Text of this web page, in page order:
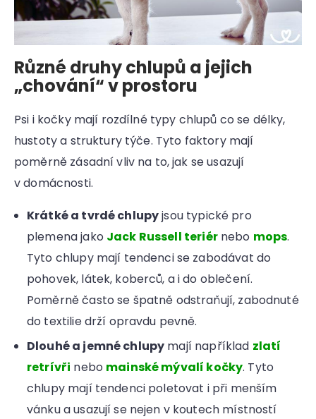
Různé druhy chlupů a jejich
„chování“ v prostoru
Psi i kočky mají rozdílné typy chlupů co se délky,
hustoty a struktury týče. Tyto faktory mají
poměrně zásadní vliv na to, jak se usazují
v domácnosti.
Krátké a tvrdé chlupyjsou typické pro
plemena jako Jack Russell teriérnebo mops.
Tyto chlupy mají tendenci se zabodávat do
pohovek, látek, koberců, a i do oblečení.
Poměrně často se špatně odstraňují, zabodnuté
do textilie drží opravdu pevně.
Dlouhé a jemné chlupy mají například zlatí
retrívři nebo mainské mývalí kočky. Tyto
chlupy mají tendenci poletovat i při menším
vánku a usazují se nejen v koutech místností
D
o
p
o
r
u
u
j
e
m
e